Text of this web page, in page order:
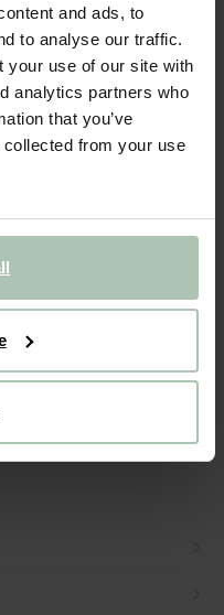
and ads, to
to analyse our traffic.
your use of our site with
analytics partners who
that you’ve
collected from your use
très confortable. Le
: le sofa et la
A...
Lire plus
(1x) Modifier
+ ajouter
2299.00
prêt à l'emploi.